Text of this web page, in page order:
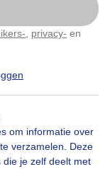
privacy- en
om informatie over
verzamelen. Deze
je zelf deelt met
2025, 50x bekeken